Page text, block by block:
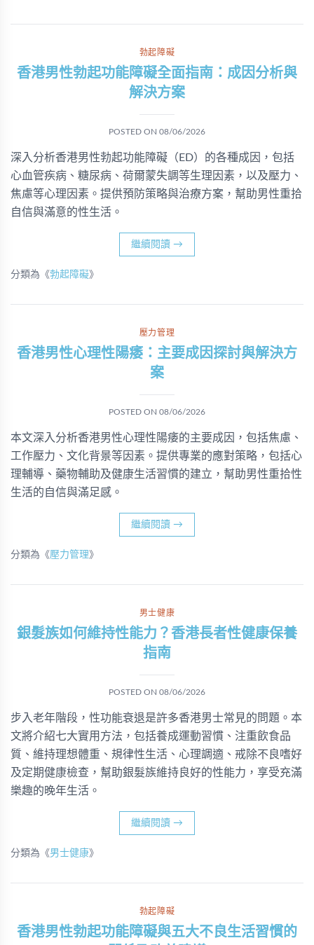
勃起障礙
香港男性勃起功能障礙全面指南：成因分析與
解決方案
POSTED ON 08/06/2026
深入分析香港男性勃起功能障礙（ED）的各種成因，包括
心血管疾病、糖尿病、荷爾蒙失調等生理因素，以及壓力、
焦慮等心理因素。提供預防策略與治療方案，幫助男性重拾
自信與滿意的性生活。
繼續閱讀 →
分類為《勃起障礙》
壓力管理
香港男性心理性陽痿：主要成因探討與解決方
案
POSTED ON 08/06/2026
本文深入分析香港男性心理性陽痿的主要成因，包括焦慮、
工作壓力、文化背景等因素。提供專業的應對策略，包括心
理輔導、藥物輔助及健康生活習慣的建立，幫助男性重拾性
生活的自信與滿足感。
繼續閱讀 →
分類為《壓力管理》
男士健康
銀髮族如何維持性能力？香港長者性健康保養
指南
POSTED ON 08/06/2026
步入老年階段，性功能衰退是許多香港男士常見的問題。本
文將介紹七大實用方法，包括養成運動習慣、注重飲食品
質、維持理想體重、規律性生活、心理調適、戒除不良嗜好
及定期健康檢查，幫助銀髮族維持良好的性能力，享受充滿
樂趣的晚年生活。
繼續閱讀 →
分類為《男士健康》
勃起障礙
香港男性勃起功能障礙與五大不良生活習慣的